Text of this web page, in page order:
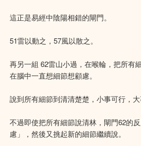
這正是易經中陰陽相錯的閘門。
51雷以動之，57風以散之。
再另一組 62雷山小過，在喉輪，把所有
在腦中一直想細節想顧慮。
說到所有細節到清清楚楚，小事可行，大
不過即使把所有細節說清林，閘門62的
慮」，然後又挑起新的細節繼續說。